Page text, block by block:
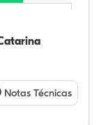
Notas Técnicas